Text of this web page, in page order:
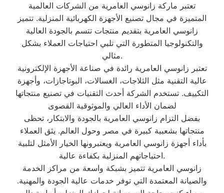
تعتبر ماركة زانوسي العامرية من الشركات العالمية
المتميزة في مجال تصنيع الأجهزة الكهربائية المنزلية. تتميز
زانوسي العامرية بتقديم منتجات تتسم بالجودة العالية
والتكنولوجيا المتطورة التي تلبي احتياجات العملاء بشكل
مثالي.
تعتبر زانوسي العامرية رائدة في صناعة الأجهزة الإلكترونية
عالية التقنية مثل الثلاجات، الغسالات، البوتاجازات، وأجهزة
التكييف. تستخدم الشركة أحدث التقنيات في تصنيع منتجاتها
لضمان الأداء العالي والموثوقية القصوى
بفضل التزام زانوسي العامرية بالجودة والابتكار، تحظى
منتجاتها بشعبية كبيرة في مصر وحول العالم. يثق العملاء
بأداء أجهزة زانوسي العامرية ويعتبرونها الخيار الأمثل لتلبية
احتياجاتهم المنزلية بكفاءة عالية.
زانوسي العامرية تتميز بشبكة واسعة من مراكز الخدمة
والصيانة المعتمدة التي توفر خدمات عالية الجودة والمهنية.